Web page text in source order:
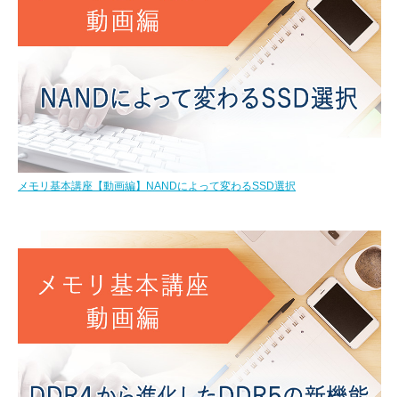
メモリ基本講座【動画編】NANDによって変わるSSD選択